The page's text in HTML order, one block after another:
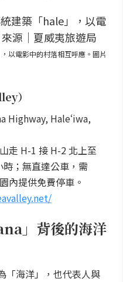
以電影中的村落相互呼應。圖片
）
Highway, Haleʻiwa,
走 H-1 接 H-2 北上至
；無直達公車，需
內提供免費停車。
」背後的海洋
「海洋」，也代表人與